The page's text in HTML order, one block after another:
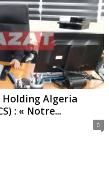
Holding Algeria
: « Notre...
0